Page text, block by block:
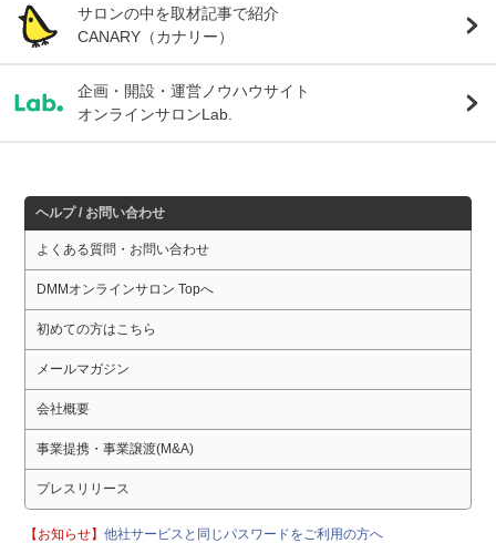
サロンの中を取材記事で紹介
CANARY（カナリー）
企画・開設・運営ノウハウサイト
オンラインサロンLab.
ヘルプ / お問い合わせ
よくある質問・お問い合わせ
DMMオンラインサロン Topへ
初めての方はこちら
メールマガジン
会社概要
事業提携・事業譲渡(M&A)
プレスリリース
【お知らせ】他社サービスと同じパスワードをご利用の方へ